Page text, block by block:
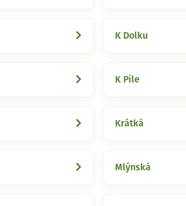
K Dolku
K Pile
Krátká
Mlýnská